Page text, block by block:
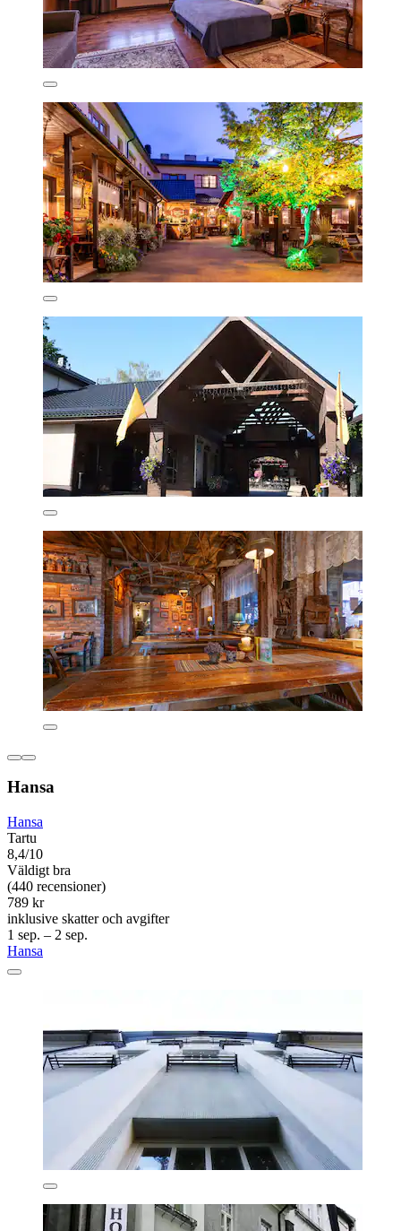
Hansa
Hansa
Tartu
8,4/10
Väldigt bra
(440 recensioner)
789 kr
inklusive skatter och avgifter
1 sep. – 2 sep.
Hansa